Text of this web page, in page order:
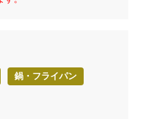
鍋・フライパン